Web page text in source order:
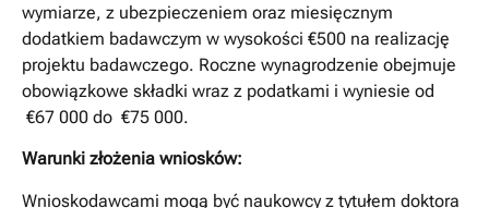
wymiarze, z ubezpieczeniem oraz miesięcznym
dodatkiem badawczym w wysokości €500 na realizację
projektu badawczego. Roczne wynagrodzenie obejmuje
obowiązkowe składki wraz z podatkami i wyniesie od
€67 000 do €75 000.
Warunki złożenia wniosków:
Wnioskodawcami mogą być naukowcy z tytułem doktora